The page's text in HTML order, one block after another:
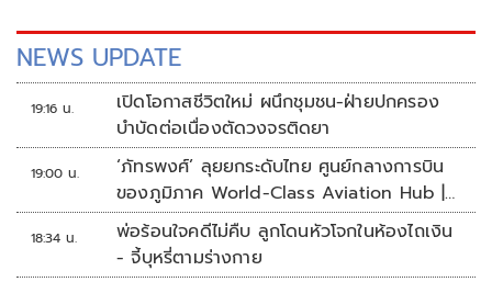
NEWS UPDATE
19:16 น.
เปิดโอกาสชีวิตใหม่ ผนึกชุมชน-ฝ่ายปกครอง
บำบัดต่อเนื่องตัดวงจรติดยา
19:00 น.
‘ภัทรพงศ์’ ลุยยกระดับไทย ศูนย์กลางการบิน
ของภูมิภาค World-Class Aviation Hub |
ห้องข่าวไทยโพสต์สุดสัปดาห์
18:34 น.
พ่อร้อนใจคดีไม่คืบ ลูกโดนหัวโจกในห้องไถเงิน
- จี้บุหรี่ตามร่างกาย